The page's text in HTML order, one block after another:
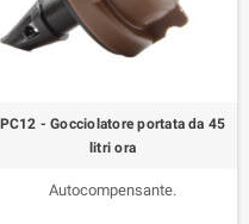
PC12 - Gocciolatore portata da 45
litri ora
Autocompensante.